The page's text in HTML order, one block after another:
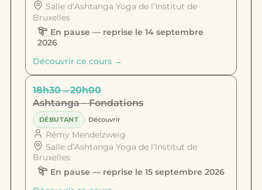
Salle d’Ashtanga Yoga de l’Institut de
Bruxelles
En pause — reprise le 14 septembre
2026
Découvrir ce cours →
18h30→20h00
Ashtanga – Fondations
DÉBUTANT Découvrir
Rémy Mendelzweig
Salle d’Ashtanga Yoga de l’Institut de
Bruxelles
En pause — reprise le 15 septembre 2026